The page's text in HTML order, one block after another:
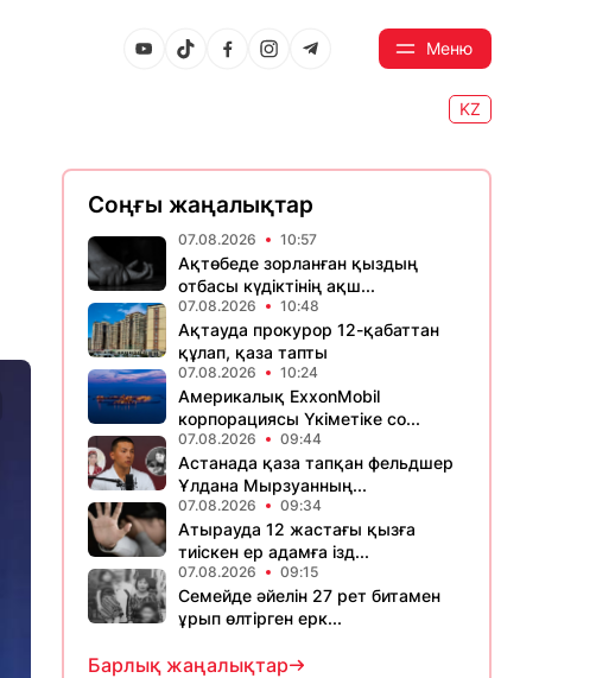
Меню
KZ
Соңғы жаңалықтар
07.08.2026 10:57
Ақтөбеде зорланған қыздың
отбасы күдіктінің ақш...
07.08.2026 10:48
Ақтауда прокурор 12-қабаттан
құлап, қаза тапты
07.08.2026 10:24
Америкалық ExxonMobil
корпорациясы Үкіметіке со...
07.08.2026 09:44
Астанада қаза тапқан фельдшер
Ұлдана Мырзуанның...
07.08.2026 09:34
Атырауда 12 жастағы қызға
тиіскен ер адамға ізд...
07.08.2026 09:15
Семейде әйелін 27 рет битамен
ұрып өлтірген ерк...
Барлық жаңалықтар